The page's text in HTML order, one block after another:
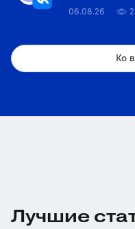
06.08.26
Ко
Лучшие